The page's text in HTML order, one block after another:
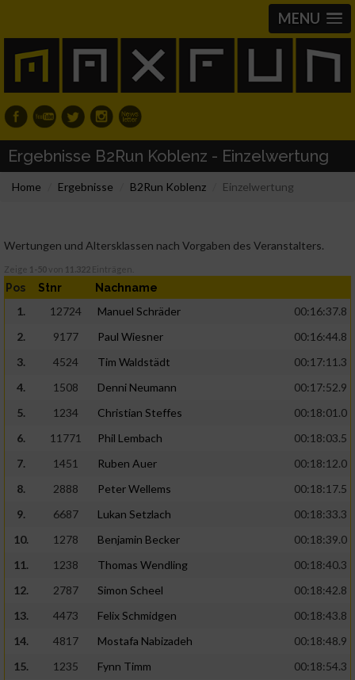
MENU
Ergebnisse B2Run Koblenz - Einzelwertung
Home Ergebnisse B2Run Koblenz Einzelwertung
Wertungen und Altersklassen nach Vorgaben des Veranstalters.
Zeige 1-50 von 11.322 Einträgen.
Pos Stnr Nachname
1. 12724 Manuel Schräder
00:16:37.8
2.
9177 Paul Wiesner
00:16:44.8
3.
4524 Tim Waldstädt
00:17:11.3
4.
1508 Denni Neumann
00:17:52.9
5.
1234 Christian Steffes
00:18:01.0
6.
11771 Phil Lembach
00:18:03.5
7.
1451 Ruben Auer
00:18:12.0
8.
2888 Peter Wellems
00:18:17.5
9.
6687 Lukan Setzlach
00:18:33.3
10.
1278 Benjamin Becker
00:18:39.0
11.
1238 Thomas Wendling
00:18:40.3
12.
2787 Simon Scheel
00:18:42.8
13.
4473 Felix Schmidgen
00:18:43.8
14.
4817 Mostafa Nabizadeh
00:18:48.9
15.
1235 Fynn Timm
00:18:54.3